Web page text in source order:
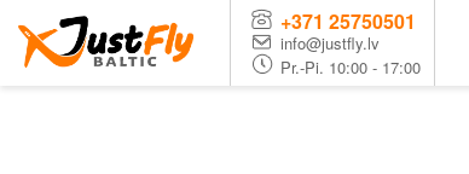
+371 25750501
info@justfly.lv
Pr.-Pi. 10:00 - 17:00